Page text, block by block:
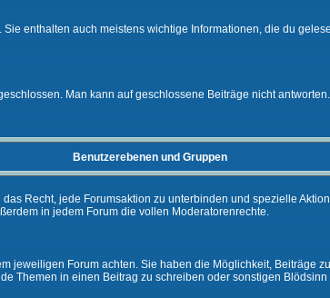
enthalten auch meistens wichtige Informationen, die du
Man kann auf geschlossene Beiträge nicht
Benutzerebenen und Gruppen
Recht, jede Forumsaktion zu unterbinden und spezielle
in jedem Forum die vollen Moderatorenrechte.
jeweiligen Forum achten. Sie haben die Möglichkeit, Beiträge
Themen in einen Beitrag zu schreiben oder sonstigen